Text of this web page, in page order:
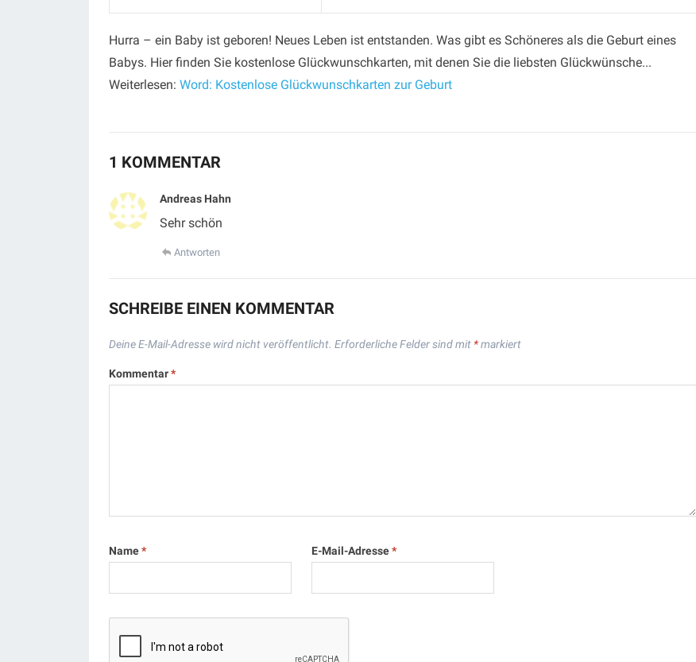
Hurra – ein Baby ist geboren! Neues Leben ist entstanden. Was gibt es Schöneres als die Geburt eines
Babys. Hier finden Sie kostenlose Glückwunschkarten, mit denen Sie die liebsten Glückwünsche...
Weiterlesen: Word: Kostenlose Glückwunschkarten zur Geburt
1 KOMMENTAR
Andreas Hahn
Sehr schön
Antworten
SCHREIBE EINEN KOMMENTAR
Deine E-Mail-Adresse wird nicht veröffentlicht. Erforderliche Felder sind mit *markiert
Kommentar*
Name* E-Mail-Adresse*